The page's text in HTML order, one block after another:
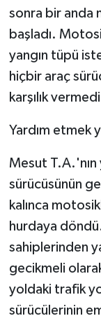
sonra bir anda
başladı.
yangın tüpü
hiçbir araç
karşılık
Yardım etmek
Mesut T.A.'nın
sürücüsünün
kalınca
hurdaya
sahiplerinden
gecikmeli
yoldaki trafik
sürücülerinin
İletişim
Künye